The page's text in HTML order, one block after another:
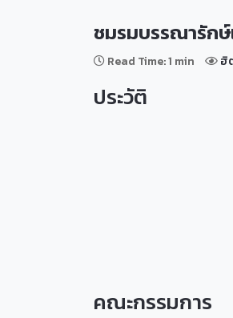
ชมรมบรรณารักษ์
Read Time: 1 min ฮิ
ประวัติ
คณะกรรมการ